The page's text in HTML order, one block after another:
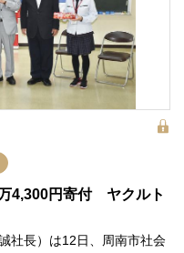
4,300円寄付 ヤクルト
社長）は12日、周南市社会